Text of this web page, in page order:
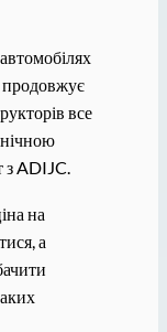
продовжує
все
з ADIJC.
на
а